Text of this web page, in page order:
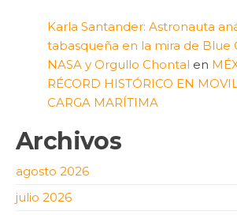
Karla Santander: Astronauta
tabasqueña en la mira de Blue
NASA y Orgullo Chontal en
RÉCORD HISTÓRICO EN
CARGA MARÍTIMA
Archivos
agosto 2026
julio 2026